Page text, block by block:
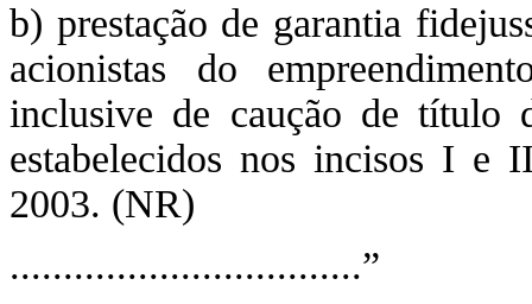
b) prestação de garantia
acionistas do
inclusive de caução de título
estabelecidos nos incisos I
2003. (NR)
.................................”